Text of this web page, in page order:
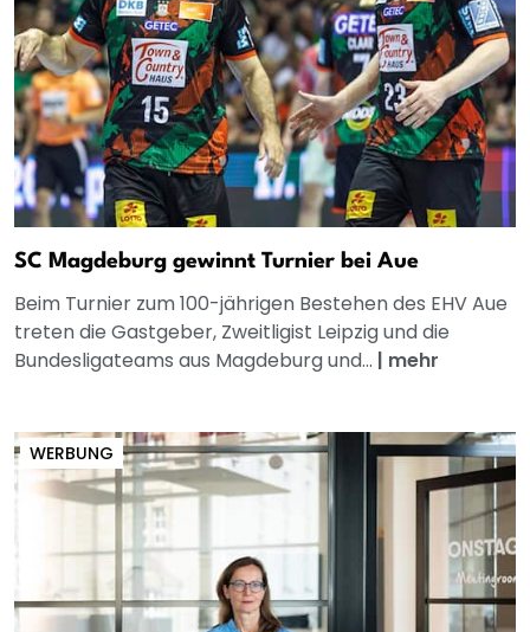
SC Magdeburg gewinnt Turnier bei Aue
Beim Turnier zum 100-jährigen Bestehen des EHV Aue
treten die Gastgeber, Zweitligist Leipzig und die
Bundesligateams aus Magdeburg und... | mehr
WERBUNG